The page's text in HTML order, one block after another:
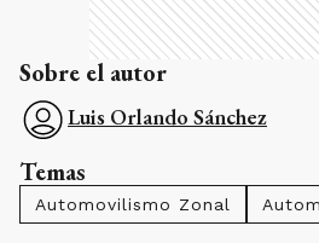
Sobre el autor
Luis Orlando Sánchez
Temas
Automovilismo Zonal